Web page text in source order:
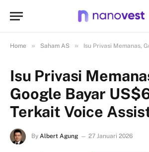
Home » Saham AS » Isu Privasi Memanas, Google Bayar
Isu Privasi
Google Bayar
Terkait Voice
By Albert Agung 27 Januari 2026